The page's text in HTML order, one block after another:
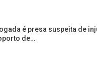
é presa suspeita de
de…